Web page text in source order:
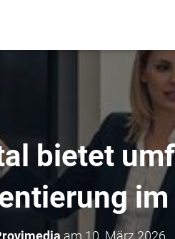
bietet
am 10. März 2026